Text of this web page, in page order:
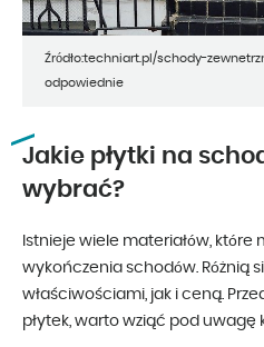
Źródło:techniart.pl/schody-
odpowiednie
Jakie płytki na
wybrać?
Istnieje wiele materiałów, które
wykończenia schodów. Różnią
właściwościami, jak i ceną.
płytek, warto wziąć pod uwagę